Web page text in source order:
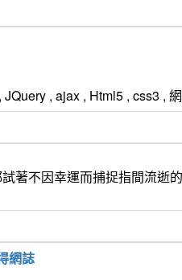
, ajax , Html5 , css3 ,
著不因幸運而捕捉指間流逝
網誌